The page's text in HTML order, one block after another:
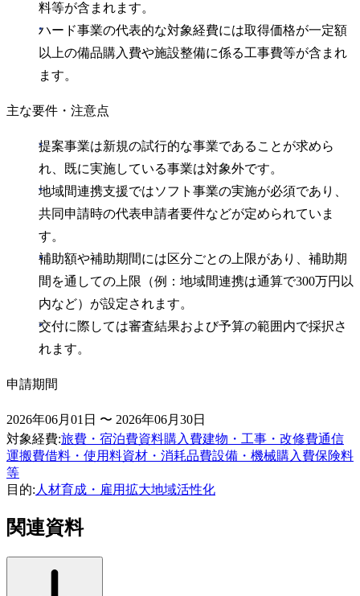
料等が含まれます。
ハード事業の代表的な対象経費には取得価格が一定額
以上の備品購入費や施設整備に係る工事費等が含まれ
ます。
主な要件・注意点
提案事業は新規の試行的な事業であることが求めら
れ、既に実施している事業は対象外です。
地域間連携支援ではソフト事業の実施が必須であり、
共同申請時の代表申請者要件などが定められていま
す。
補助額や補助期間には区分ごとの上限があり、補助期
間を通しての上限（例：地域間連携は通算で300万円以
内など）が設定されます。
交付に際しては審査結果および予算の範囲内で採択さ
れます。
申請期間
2026年06月01日 〜 2026年06月30日
対象経費:旅費・宿泊費資料購入費建物・工事・改修費通信
運搬費借料・使用料資材・消耗品費設備・機械購入費保険料
等
目的:人材育成・雇用拡大地域活性化
関連資料